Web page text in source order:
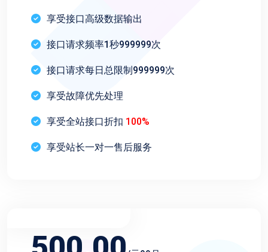
享受接口高级数据输出
接口请求频率1秒999999次
接口请求每日总限制999999次
享受故障优先处理
享受全站接口折扣 100%
享受站长一对一售后服务